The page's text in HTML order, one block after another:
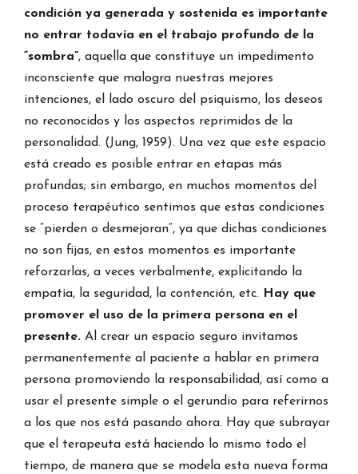
condición ya generada y sostenida es importante
no entrar todavía en el trabajo profundo de la
“sombra”, aquella que constituye un impedimento
inconsciente que malogra nuestras mejores
intenciones, el lado oscuro del psiquismo, los deseos
no reconocidos y los aspectos reprimidos de la
personalidad. (Jung, 1959). Una vez que este espacio
está creado es posible entrar en etapas más
profundas; sin embargo, en muchos momentos del
proceso terapéutico sentimos que estas condiciones
se “pierden o desmejoran”, ya que dichas condiciones
no son fijas, en estos momentos es importante
reforzarlas, a veces verbalmente, explicitando la
empatía, la seguridad, la contención, etc. Hay que
promover el uso de la primera persona en el
presente.Al crear un espacio seguro invitamos
permanentemente al paciente a hablar en primera
persona promoviendo la responsabilidad, así como a
usar el presente simple o el gerundio para referirnos
a los que nos está pasando ahora. Hay que subrayar
que el terapeuta está haciendo lo mismo todo el
tiempo, de manera que se modela esta nueva forma